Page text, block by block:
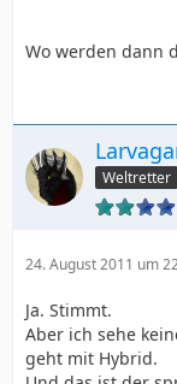
Wo werden dann
Weltretter
24. August 2011 um
Ja. Stimmt.
Aber ich sehe
geht mit Hybrid.